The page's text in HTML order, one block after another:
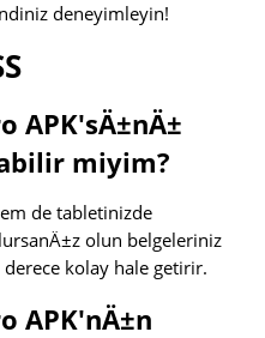
deneyimleyin!
APK'sÄ±nÄ±
miyim?
de tabletinizde
olun belgeleriniz
kolay hale getirir.
APK'nÄ±n